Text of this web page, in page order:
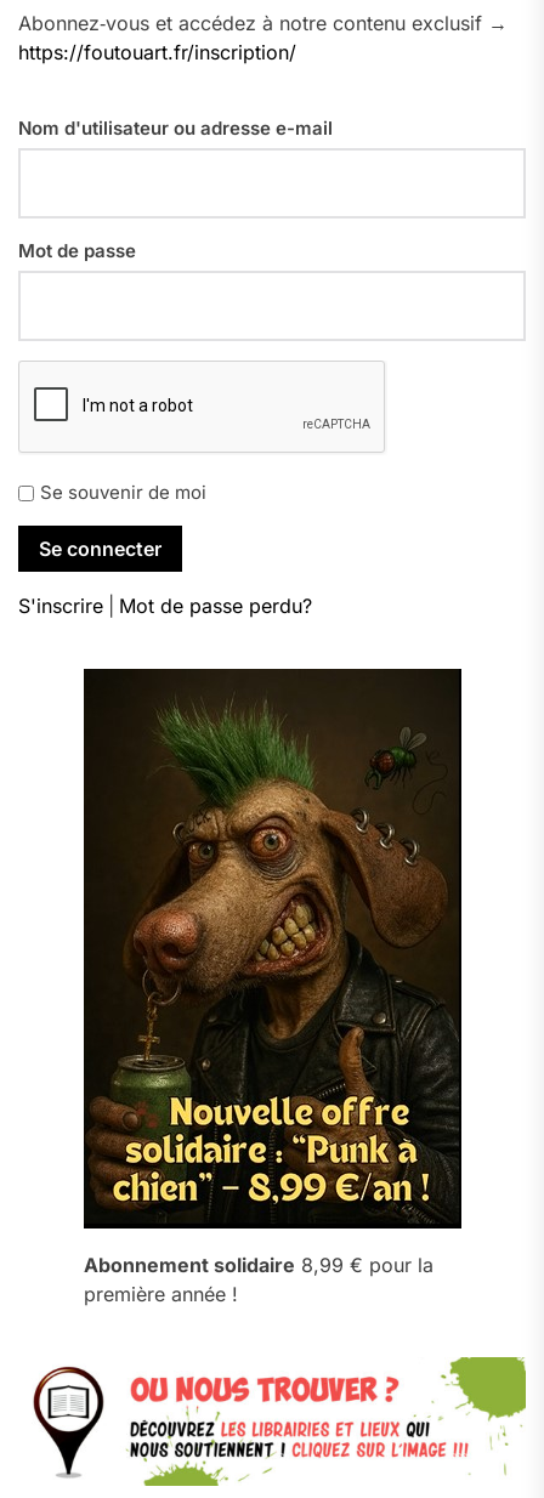
Abonnez‑vous et accédez à notre contenu exclusif →
https://foutouart.fr/inscription/
Nom d'utilisateur ou adresse e-mail
Mot de passe
Se souvenir de moi
S'inscrire Mot de passe perdu?
Abonnement solidaire 8,99 € pour la
première année !